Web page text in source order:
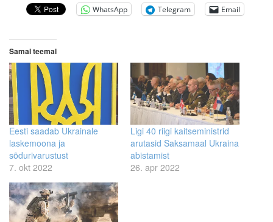
WhatsApp Telegram Email
Samal teemal
Eesti saadab Ukrainale
laskemoona ja
sõdurivarustust
7. okt 2022
Ligi 40 riigi kaitseministrid
arutasid Saksamaal Ukraina
abistamist
26. apr 2022